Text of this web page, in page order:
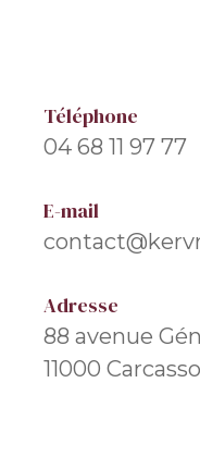
Téléphone
04 68 11 97 77
E-mail
Adresse
88 avenue
11000